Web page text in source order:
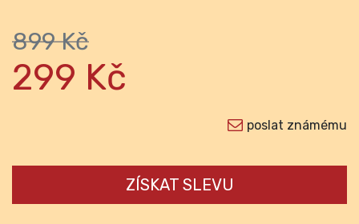
899 Kč
299 Kč
poslat známému
ZÍSKAT SLEVU